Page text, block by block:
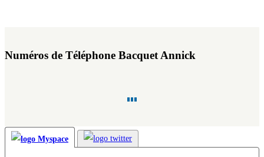
Numéros de Téléphone Bacquet Annick